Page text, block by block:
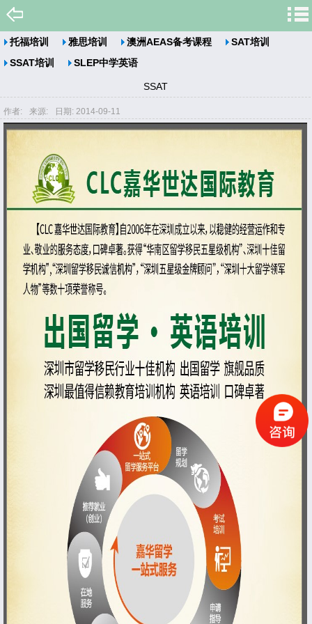
托福培训 雅思培训 澳洲AEAS备考课程
SAT培训
SSAT培训
SLEP中学英语
SSAT
作者: 来源: 日期: 2014-09-11